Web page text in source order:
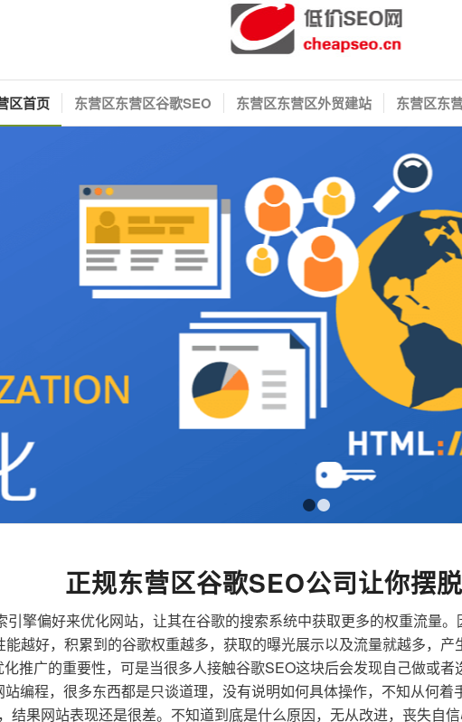
区首页 东营区东营区谷歌SEO 东营区东营区外贸建站 东营区东
正规东营区谷歌SEO公司让你摆
擎偏好来优化网站，让其在谷歌的搜索系统中获取更多的权重流量
越好，积累到的谷歌权重越多，获取的曝光展示以及流量就越多，
推广的重要性，可是当很多人接触谷歌SEO这块后会发现自己做或
编程，很多东西都是只谈道理，没有说明如何具体操作，不知从何
结果网站表现还是很差。不知道到底是什么原因，无从改进，丧失自